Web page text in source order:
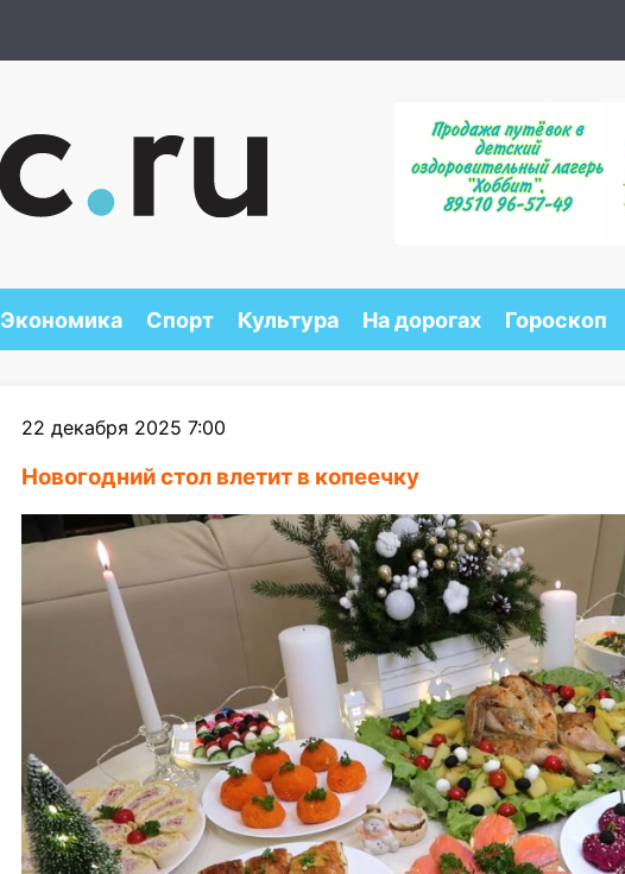
Экономика Спорт Культура На дорогах Гороскоп
22 декабря 2025 7:00
Новогодний стол влетит в копеечку